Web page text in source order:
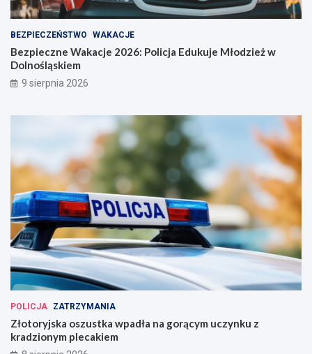
BEZPIECZEŃSTWO WAKACJE
Bezpieczne Wakacje 2026: Policja Edukuje Młodzież w
Dolnośląskiem
9 sierpnia 2026
POLICJA ZATRZYMANIA
Złotoryjska oszustka wpadła na gorącym uczynku z
kradzionym plecakiem